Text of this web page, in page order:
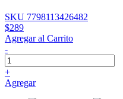
SKU 7798113426482
$289
Agregar al Carrito
-
+
Agregar